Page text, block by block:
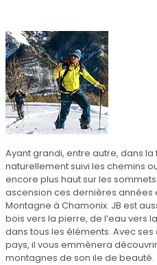
Ayant grandi, entre autre, dans la
naturellement suivi les chemins
encore plus haut sur les
ascension ces dernières années
Montagne à Chamonix. JB est
bois vers la pierre, de l’eau vers
dans tous les éléments. Avec
pays, il vous emmènera
montagnes de son ile de beauté.